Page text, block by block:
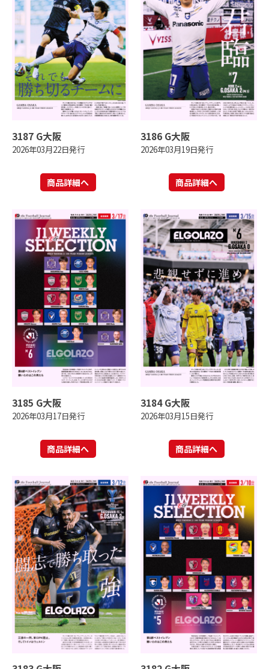
3187 G大阪
2026年03月22日発行
商品詳細へ
3186 G大阪
2026年03月19日発行
商品詳細へ
3185 G大阪
2026年03月17日発行
商品詳細へ
3184 G大阪
2026年03月15日発行
商品詳細へ